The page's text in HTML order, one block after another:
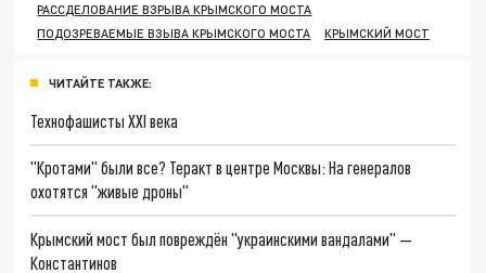
РАССДЕЛОВАНИЕ ВЗРЫВА КРЫМСКОГО МОСТА
ПОДОЗРЕВАЕМЫЕ ВЗЫВА КРЫМСКОГО МОСТА
КРЫМСКИЙ МОСТ
ЧИТАЙТЕ ТАКЖЕ:
Технофашисты XXI века
"Кротами" были все? Теракт в центре Москвы: На генералов
охотятся "живые дроны"
Крымский мост был повреждён "украинскими вандалами" —
Константинов